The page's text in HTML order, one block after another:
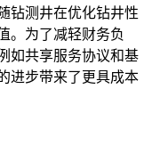
钻测井在优化钻井性
。为了减轻财务负
如共享服务协议和基
进步带来了更具成本